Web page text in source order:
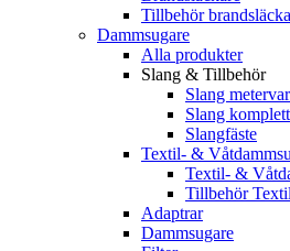
Tillbehör
Dammsugare
Alla produkter
Slang & Tillbehör
Slang
Slang komplett
Slangfäste
Textil- &
Textil- &
Tillbehör
Adaptrar
Dammsugare